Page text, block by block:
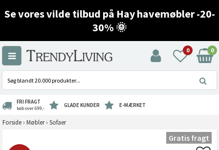
Se vores vilde tilbud på Hay havemøbler -20-
30% 🌞
0 0
FRI FRAGT
køb over 699,- GLADE KUNDER E-MÆRKET
Forside › Møbler› Sofaer
Gratis fragt